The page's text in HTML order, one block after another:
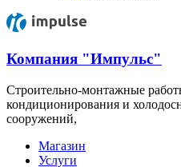
Компания "Импульс"
Строительно-монтажные
кондиционирования и
сооружений,
Магазин
Услуги